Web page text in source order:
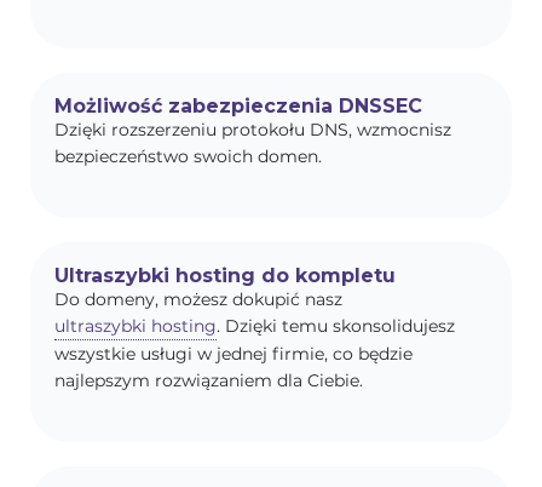
Możliwość zabezpieczenia DNSSEC
Dzięki rozszerzeniu protokołu DNS, wzmocnisz
bezpieczeństwo swoich domen.
Ultraszybki hosting do kompletu
Do domeny, możesz dokupić nasz
ultraszybki hosting. Dzięki temu skonsolidujesz
wszystkie usługi w jednej firmie, co będzie
najlepszym rozwiązaniem dla Ciebie.